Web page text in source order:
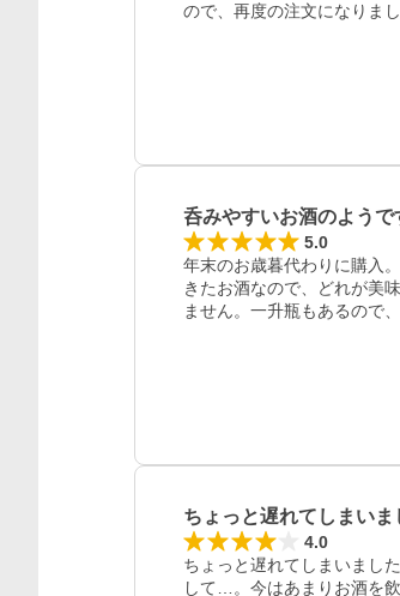
ので、再度の注文になりま
呑みやすいお酒のようで
5.0
年末のお歳暮代わりに購入
きたお酒なので、どれが美
ません。一升瓶もあるので
ちょっと遅れてしまい
4.0
ちょっと遅れてしまいまし
して…。今はあまりお酒を